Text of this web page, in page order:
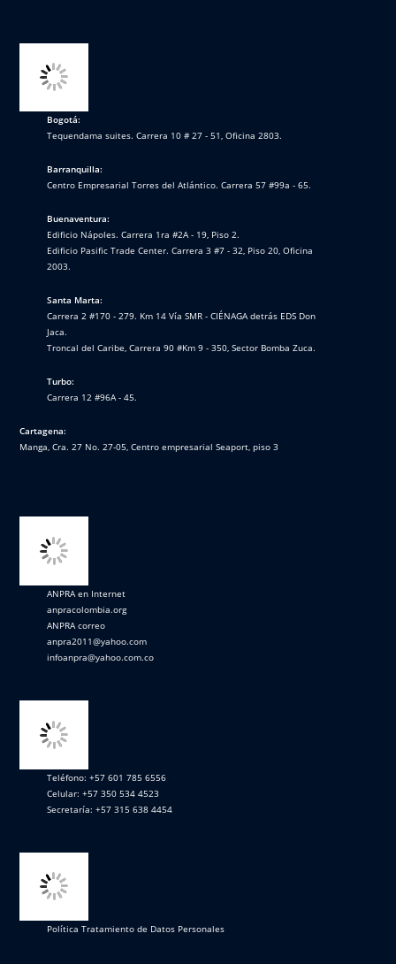
Bogotá:
Tequendama suites. Carrera 10 # 27 - 51, Oficina 2803.
Barranquilla:
Centro Empresarial Torres del Atlántico. Carrera 57 #99a - 65.
Buenaventura:
Edificio Nápoles. Carrera 1ra #2A - 19, Piso 2.
Edificio Pasific Trade Center. Carrera 3 #7 - 32, Piso 20, Oficina
2003.
Santa Marta:
Carrera 2 #170 - 279. Km 14 Vía SMR - CIÉNAGA detrás EDS Don
Jaca.
Troncal del Caribe, Carrera 90 #Km 9 - 350, Sector Bomba Zuca.
Turbo:
Carrera 12 #96A - 45.
Cartagena:
Manga, Cra. 27 No. 27-05, Centro empresarial Seaport, piso 3
ANPRA en Internet
anpracolombia.org
ANPRA correo
anpra2011@yahoo.com
infoanpra@yahoo.com.co
Teléfono: +57 601 785 6556
Celular: +57 350 534 4523
Secretaría: +57 315 638 4454
Política Tratamiento de Datos Personales